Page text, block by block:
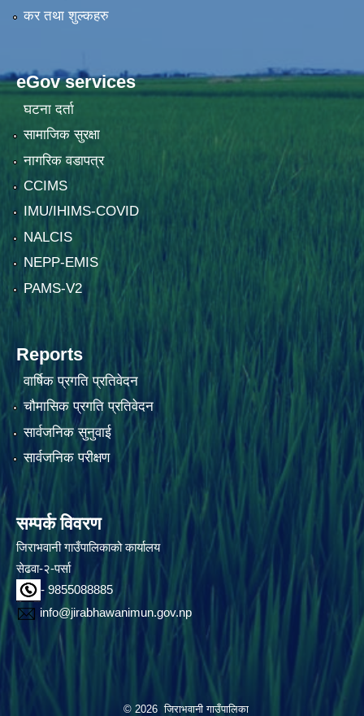
कर तथा शुल्कहरु
eGov services
घटना दर्ता
सामाजिक सुरक्षा
नागरिक वडापत्र
CCIMS
IMU/IHIMS-COVID
NALCIS
NEPP-EMIS
PAMS-V2
Reports
वार्षिक प्रगति प्रतिवेदन
चौमासिक प्रगति प्रतिवेदन
सार्वजनिक सुनुवाई
सार्वजनिक परीक्षण
सम्पर्क विवरण
जिराभवानी गाउँपालिकाको कार्यालय
सेढवा-२-पर्सा
- 9855088885
info@jirabhawanimun.gov.np
© 2026 जिराभवानी गाउँपालिका